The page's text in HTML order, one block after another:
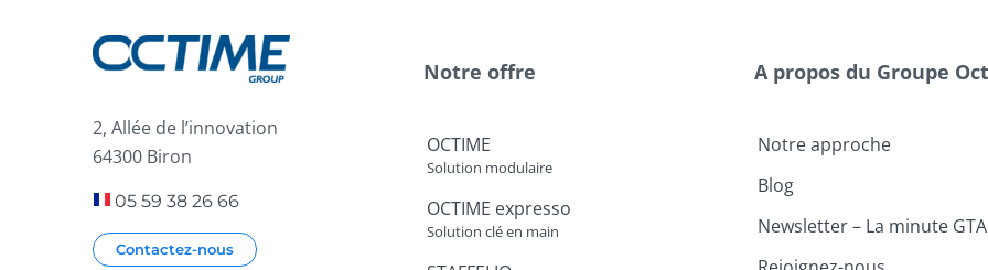
2, Allée de l’innovation
64300 Biron
05 59 38 26 66
Contactez-nous
Notre offre
OCTIME
Solution modulaire
OCTIME expresso
Solution clé en main
A propos du Groupe
Notre approche
Blog
Newsletter – La minute GTA